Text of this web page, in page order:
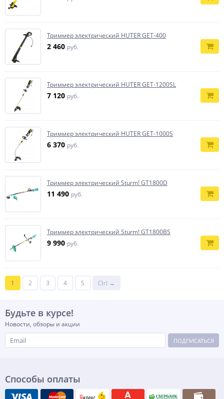
Триммер электрический HUTER GET-400
2 460 руб.
Триммер электрический HUTER GET-1200SL
7 120 руб.
Триммер электрический HUTER GET-1000S
6 370 руб.
Триммер электрический Sturm! GT1800D
11 490 руб.
Триммер электрический Sturm! GT1800BS
9 990 руб.
1 2 3 4 5 Ctrl →
Будьте в курсе!
Новости, обзоры и акции
ПОДПИСАТЬСЯ
Способы оплаты